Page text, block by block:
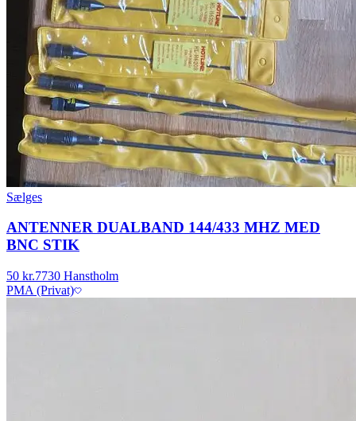
Sælges
ANTENNER DUALBAND 144/433 MHZ MED
BNC STIK
50 kr.7730 Hanstholm
PMA (Privat)